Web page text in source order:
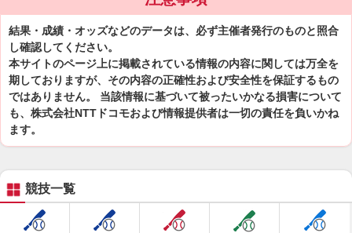
結果・成績・オッズなどのデータは、必ず主催者発行のものと照合
し確認してください。
本サイトのページ上に掲載されている情報の内容に関しては万全を
期しておりますが、その内容の正確性および安全性を保証するもの
ではありません。 当該情報に基づいて被ったいかなる損害について
も、株式会社NTTドコモおよび情報提供者は一切の責任を負いかね
ます。
競技一覧